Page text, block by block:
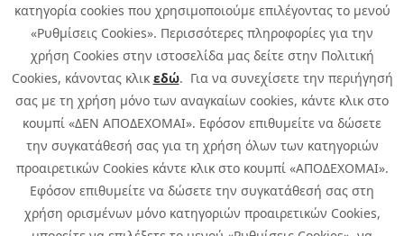
κατηγορία cookies που χρησιμοποιούμε επιλέγοντας το μενού
«Ρυθμίσεις Cookies». Περισσότερες πληροφορίες για την
χρήση Cookies στην ιστοσελίδα μας δείτε στην Πολιτική
Cookies, κάνοντας κλικ εδώ. Για να συνεχίσετε την περιήγησή
σας με τη χρήση μόνο των αναγκαίων cookies, κάντε κλικ στο
κουμπί «ΔΕΝ ΑΠΟΔΕΧΟΜΑΙ». Εφόσον επιθυμείτε να δώσετε
την συγκατάθεσή σας για τη χρήση όλων των κατηγοριών
προαιρετικών Cookies κάντε κλικ στο κουμπί «ΑΠΟΔΕΧΟΜΑΙ».
Εφόσον επιθυμείτε να δώσετε την συγκατάθεσή σας στη
χρήση ορισμένων μόνο κατηγοριών προαιρετικών Cookies,